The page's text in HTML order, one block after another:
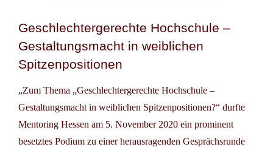
Geschlechtergerechte Hochschule –
Gestaltungsmacht in weiblichen
Spitzenpositionen
„Zum Thema „Geschlechtergerechte Hochschule –
Gestaltungsmacht in weiblichen Spitzenpositionen?“ durfte
Mentoring Hessen am 5. November 2020 ein prominent
besetztes Podium zu einer herausragenden Gesprächsrunde